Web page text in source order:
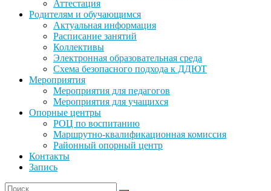
Аттестация
Родителям и обучающимся
Актуальная информация
Расписание занятий
Коллективы
Электронная образовательная среда
Схема безопасного подхода к ДДЮТ
Мероприятия
Мероприятия для педагогов
Мероприятия для учащихся
Опорные центры
РОЦ по воспитанию
Маршрутно-квалификационная комиссия
Районный опорный центр
Контакты
Запись